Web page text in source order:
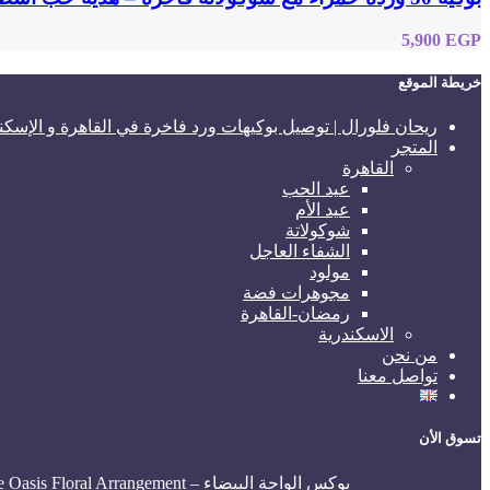
5,900 EGP
خريطة الموقع
ريحان فلورال | توصيل بوكيهات ورد فاخرة في القاهرة و
المتجر
القاهرة
عيد الحب
عيد الأم
شوكولاتة
الشفاء العاجل
مولود
مجوهرات فضة
رمضان-القاهرة
الاسكندرية
من نحن
تواصل معنا
تسوق الأن
بوكس الواحة البيضاء – White Oasis Floral Arrangement